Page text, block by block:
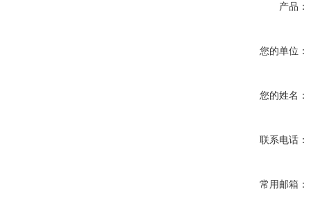
产品：
您的单位：
您的姓名：
联系电话：
常用邮箱：